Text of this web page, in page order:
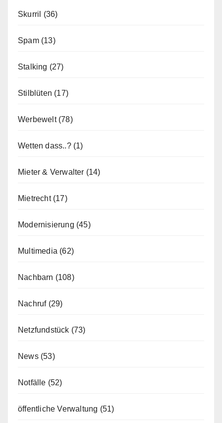
Skurril (36)
Spam(13)
Stalking (27)
Stilblüten (17)
Werbewelt(78)
Wetten dass..?(1)
Mieter & Verwalter (14)
Mietrecht(17)
Modernisierung (45)
Multimedia (62)
Nachbarn (108)
Nachruf(29)
Netzfundstück (73)
News(53)
Notfälle (52)
öffentliche Verwaltung (51)